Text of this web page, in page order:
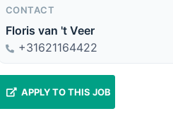
CONTACT
Floris van 't Veer
+31621164422
APPLY TO THIS JOB